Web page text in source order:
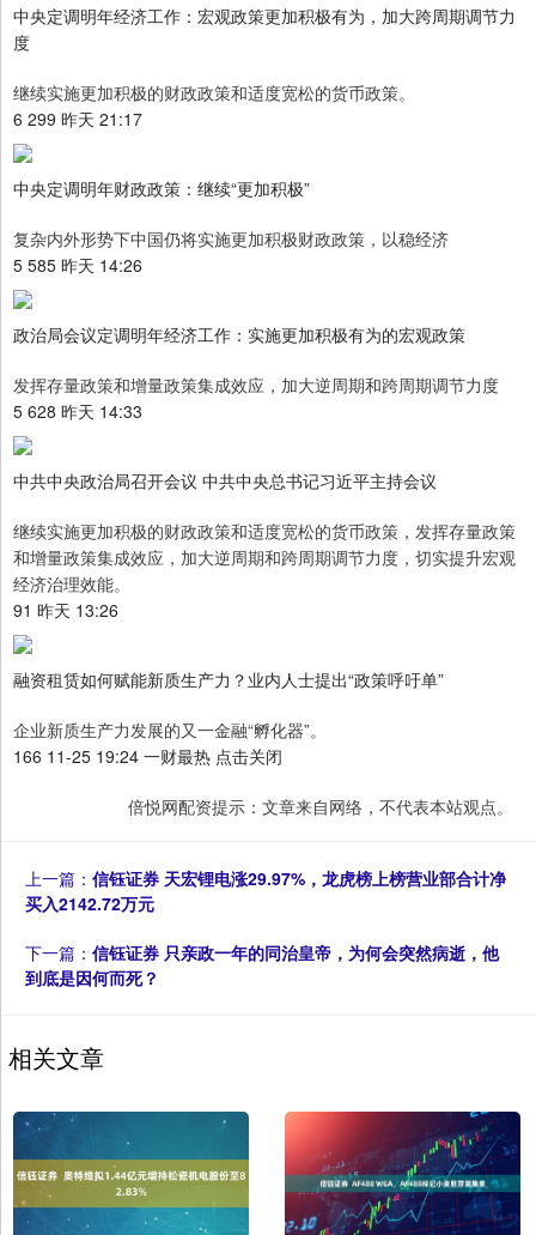
中央定调明年经济工作：宏观政策更加积极有为，加大跨周期调节力
度
继续实施更加积极的财政政策和适度宽松的货币政策。
6 299 昨天 21:17
中央定调明年财政政策：继续“更加积极”
复杂内外形势下中国仍将实施更加积极财政政策，以稳经济
5 585 昨天 14:26
政治局会议定调明年经济工作：实施更加积极有为的宏观政策
发挥存量政策和增量政策集成效应，加大逆周期和跨周期调节力度
5 628 昨天 14:33
中共中央政治局召开会议 中共中央总书记习近平主持会议
继续实施更加积极的财政政策和适度宽松的货币政策，发挥存量政策
和增量政策集成效应，加大逆周期和跨周期调节力度，切实提升宏观
经济治理效能。
91 昨天 13:26
融资租赁如何赋能新质生产力？业内人士提出“政策呼吁单”
企业新质生产力发展的又一金融“孵化器”。
166 11-25 19:24 一财最热 点击关闭
倍悦网配资提示：文章来自网络，不代表本站观点。
上一篇： 信钰证券 天宏锂电涨29.97%，龙虎榜上榜营业部合计净
买入2142.72万元
下一篇： 信钰证券 只亲政一年的同治皇帝，为何会突然病逝，他
到底是因何而死？
相关文章